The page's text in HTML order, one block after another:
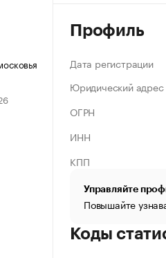
Профиль
Дата регистрации
Юридический адрес
ОГРН
ИНН
КПП
Управляйте
Повышайте
Коды